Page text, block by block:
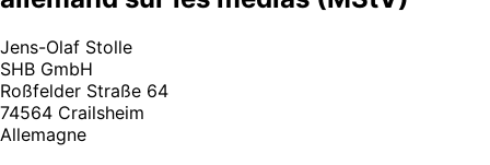
Jens-Olaf Stolle
SHB GmbH
Roßfelder Straße 64
74564 Crailsheim
Allemagne